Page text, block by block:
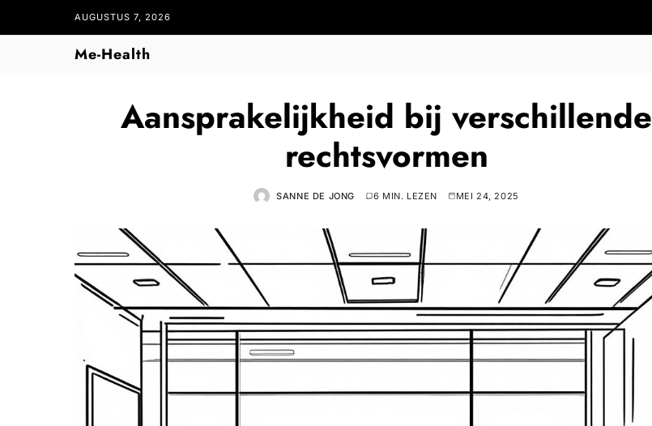
AUGUSTUS 7, 2026
Me-Health
Aansprakelijkheid bij verschillende
rechtsvormen
SANNE DE JONG 6 MIN. LEZEN MEI 24, 2025